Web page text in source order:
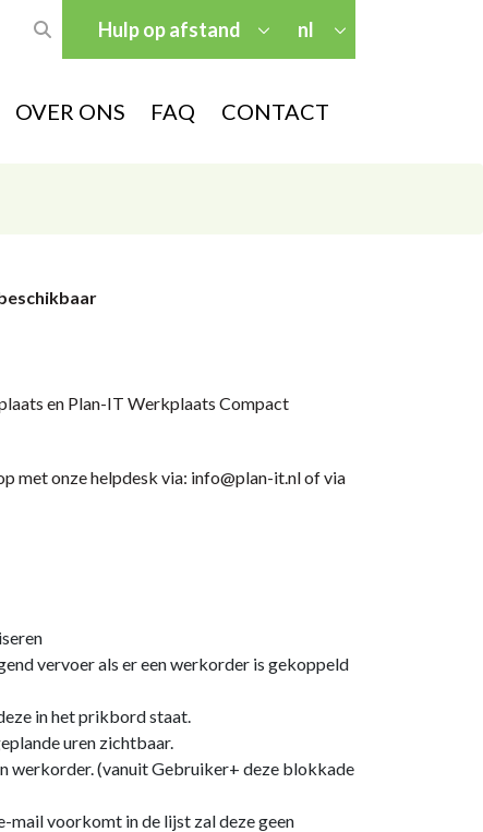
Hulp op afstand nl
OVER ONS FAQ CONTACT
en Plan-IT Werkplaats Compact
met onze helpdesk via: info@plan-it.nl of via
vervoer als er een werkorder is gekoppeld
in het prikbord staat.
uren zichtbaar.
werkorder. (vanuit Gebruiker+ deze blokkade
mail voorkomt in de lijst zal deze geen